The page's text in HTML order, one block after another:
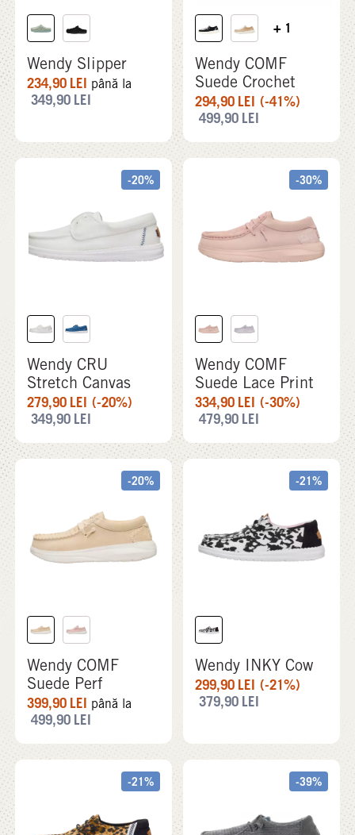
Wendy Slipper
234,90 LEI până la
349,90 LEI
+ 1
Wendy COMF
Suede Crochet
294,90 LEI (-41%)
499,90 LEI
-20%
Wendy CRU
Stretch Canvas
279,90 LEI (-20%)
349,90 LEI
-30%
Wendy COMF
Suede Lace Print
334,90 LEI (-30%)
479,90 LEI
-20%
Wendy COMF
Suede Perf
399,90 LEI până la
499,90 LEI
-21%
Wendy INKY Cow
299,90 LEI (-21%)
379,90 LEI
-21% -39%